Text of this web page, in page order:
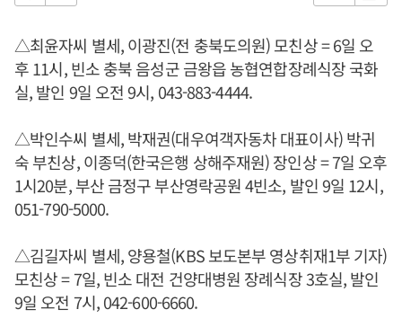
△최윤자씨 별세, 이광진(전 충북도의원) 모친상 = 6일 오
후 11시, 빈소 충북 음성군 금왕읍 농협연합장례식장 국화
실, 발인 9일 오전 9시, 043-883-4444.
△박인수씨 별세, 박재권(대우여객자동차 대표이사) 박귀
숙 부친상, 이종덕(한국은행 상해주재원) 장인상 = 7일 오후
1시20분, 부산 금정구 부산영락공원 4빈소, 발인 9일 12시,
051-790-5000.
△김길자씨 별세, 양용철(KBS 보도본부 영상취재1부 기자)
모친상 = 7일, 빈소 대전 건양대병원 장례식장 3호실, 발인
9일 오전 7시, 042-600-6660.